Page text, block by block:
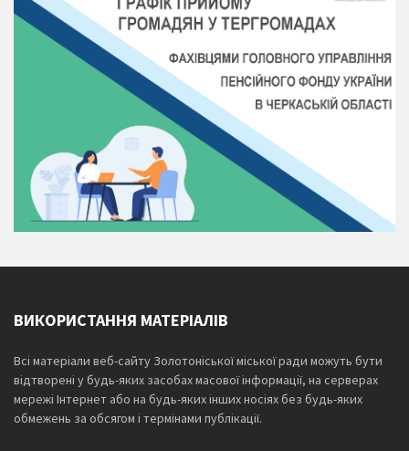
ВИКОРИСТАННЯ МАТЕРІАЛІВ
Всі матеріали веб-сайту Золотоніської міської ради можуть бути
відтворені у будь-яких засобах масової інформації, на серверах
мережі Інтернет або на будь-яких інших носіях без будь-яких
обмежень за обсягом і термінами публікації.